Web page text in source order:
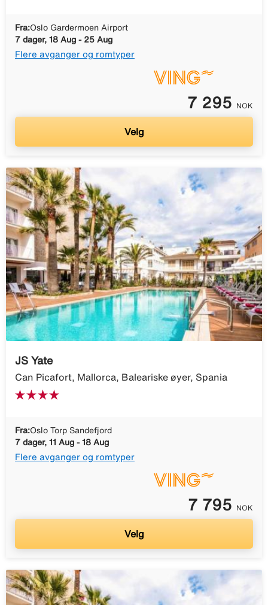
Fra:Oslo Gardermoen Airport
7 dager, 18 Aug - 25 Aug
Flere avganger og romtyper
7 295 NOK
Velg
JS Yate
Can Picafort, Mallorca, Baleariske øyer, Spania
Fra:Oslo Torp Sandefjord
7 dager, 11 Aug - 18 Aug
Flere avganger og romtyper
7 795 NOK
Velg